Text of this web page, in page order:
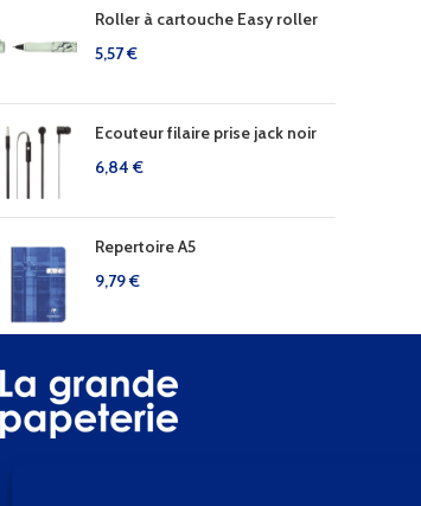
Roller à cartouche Easy roller
5,57€
Ecouteur filaire prise jack noir
6,84€
Repertoire A5
9,79€